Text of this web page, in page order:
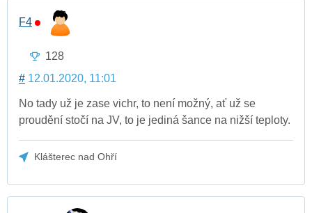
F4
128
# 12.01.2020, 11:01
No tady už je zase vichr, to není možný, ať už se
proudění stočí na JV, to je jediná šance na nižší teploty.
Klášterec nad Ohří